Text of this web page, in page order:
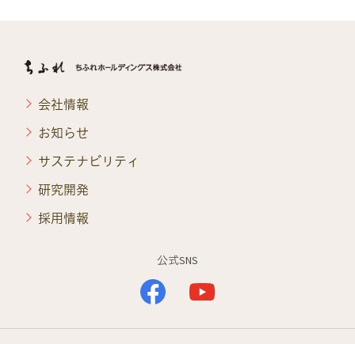
会社情報
お知らせ
サステナビリティ
研究開発
採用情報
公式SNS